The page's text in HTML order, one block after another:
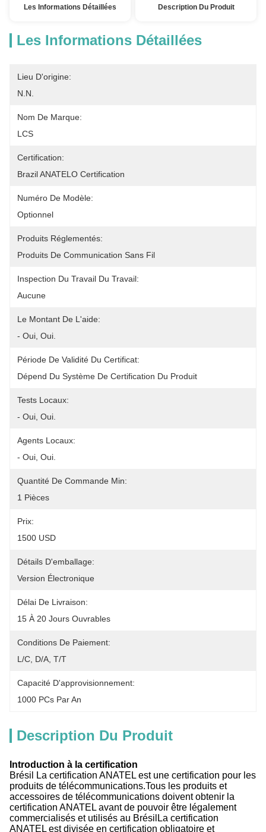
Les Informations Détaillées Description Du Produit
Les Informations Détaillées
Lieu D'origine:
N.N.
Nom De Marque:
LCS
Certification:
Brazil ANATELO Certification
Numéro De Modèle:
Optionnel
Produits Réglementés:
Produits De Communication Sans Fil
Inspection Du Travail Du Travail:
Aucune
Le Montant De L'aide:
- Oui, Oui.
Période De Validité Du Certificat:
Dépend Du Système De Certification Du Produit
Tests Locaux:
- Oui, Oui.
Agents Locaux:
- Oui, Oui.
Quantité De Commande Min:
1 Pièces
Prix:
1500 USD
Détails D'emballage:
Version Électronique
Délai De Livraison:
15 À 20 Jours Ouvrables
Conditions De Paiement:
L/C, D/A, T/T
Capacité D'approvisionnement:
1000 PCs Par An
Description Du Produit
Introduction à la certification
Brésil La certification ANATEL est une certification pour les
produits de télécommunications.Tous les produits et
accessoires de télécommunications doivent obtenir la
certification ANATEL avant de pouvoir être légalement
commercialisés et utilisés au BrésilLa certification
ANATEL est divisée en certification obligatoire et